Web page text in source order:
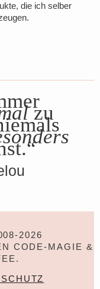
die ich selber
zu
2026
CODE-MAGIE &